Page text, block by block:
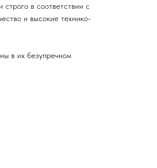
в соответствии с
и высокие технико-
в их безупречном